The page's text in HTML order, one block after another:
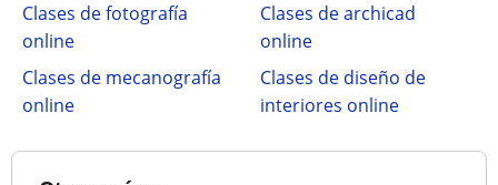
Clases de fotografía
online
Clases de archicad
online
Clases de mecanografía
online
Clases de diseño de
interiores online